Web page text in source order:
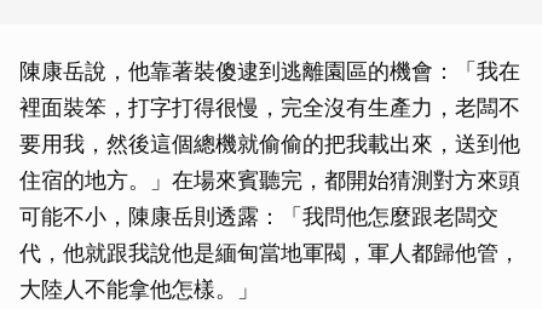
陳康岳說，他靠著裝傻逮到逃離園區的機會：「我在
裡面裝笨，打字打得很慢，完全沒有生產力，老闆不
要用我，然後這個總機就偷偷的把我載出來，送到他
住宿的地方。」在場來賓聽完，都開始猜測對方來頭
可能不小，陳康岳則透露：「我問他怎麼跟老闆交
代，他就跟我說他是緬甸當地軍閥，軍人都歸他管，
大陸人不能拿他怎樣。」